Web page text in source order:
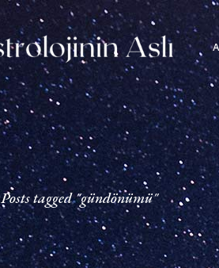
Posts tagged "gündönümü"